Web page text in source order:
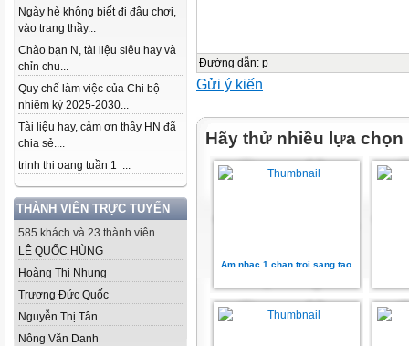
Ngày hè không biết đi đâu chơi,
vào trang thầy...
Chào bạn N, tài liệu siêu hay và
chỉn chu...
Quy chế làm việc của Chi bộ
nhiệm kỳ 2025-2030...
Tài liệu hay, cảm ơn thầy HN đã
chia sẻ....
trinh thi oang tuần 1 ...
THÀNH VIÊN TRỰC TUYẾN
585 khách và 23 thành viên
LÊ QUỐC HÙNG
Hoàng Thị Nhung
Trương Đức Quốc
Nguyễn Thị Tân
Nông Văn Danh
Đường dẫn: p
Gửi ý kiến
Hãy thử nhiều lựa chọn
Am nhac 1 chan troi sang tao